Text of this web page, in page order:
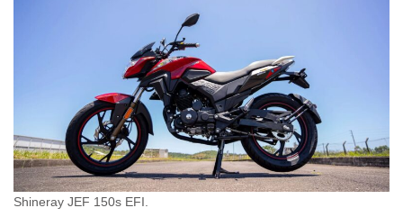
Shineray JEF 150s EFI.